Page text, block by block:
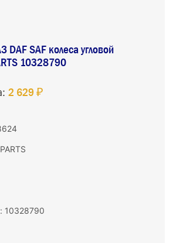
SAF колеса угловой
10328790
2 629 ₽
10328790